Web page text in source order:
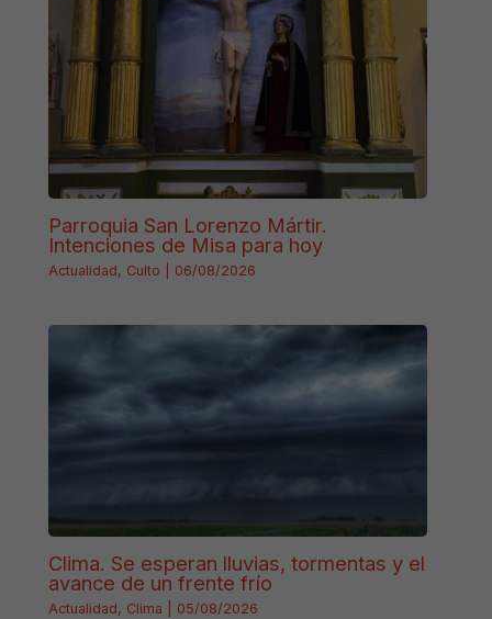
Parroquia San Lorenzo Mártir.
Intenciones de Misa para hoy
Actualidad, Culto 06/08/2026
Clima. Se esperan lluvias, tormentas y el
avance de un frente frío
Actualidad, Clima 05/08/2026